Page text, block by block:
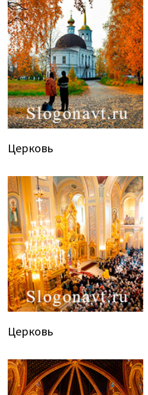
Церковь
Церковь